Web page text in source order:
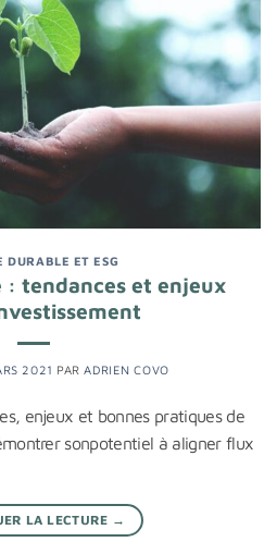
DURABLE ET ESG
: tendances et enjeux
2021 PARADRIEN COVO
enjeux et bonnes pratiques de
sonpotentiel à aligner flux
LA LECTURE →